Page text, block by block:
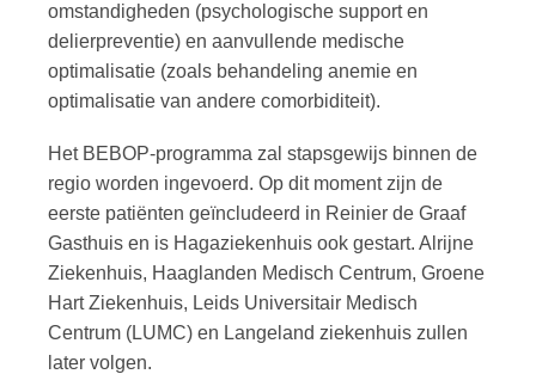
omstandigheden (psychologische support en
delierpreventie) en aanvullende medische
optimalisatie (zoals behandeling anemie en
optimalisatie van andere comorbiditeit).
Het BEBOP-programma zal stapsgewijs binnen de
regio worden ingevoerd. Op dit moment zijn de
eerste patiënten geïncludeerd in Reinier de Graaf
Gasthuis en is Hagaziekenhuis ook gestart. Alrijne
Ziekenhuis, Haaglanden Medisch Centrum, Groene
Hart Ziekenhuis, Leids Universitair Medisch
Centrum (LUMC) en Langeland ziekenhuis zullen
later volgen.